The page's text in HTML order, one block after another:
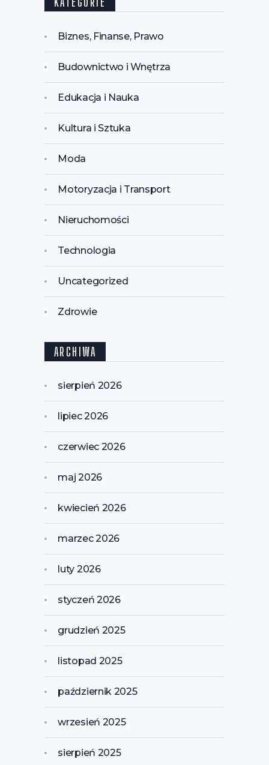
Biznes, Finanse, Prawo
Budownictwo i Wnętrza
Edukacja i Nauka
Kultura i Sztuka
Moda
Motoryzacja i Transport
Nieruchomości
Technologia
Uncategorized
Zdrowie
ARCHIWA
sierpień 2026
lipiec 2026
czerwiec 2026
maj 2026
kwiecień 2026
marzec 2026
luty 2026
styczeń 2026
grudzień 2025
listopad 2025
październik 2025
wrzesień 2025
sierpień 2025